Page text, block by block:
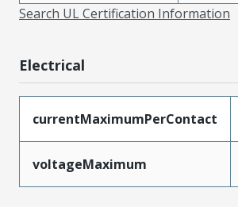
Search UL Certification Information
Electrical
currentMaximumPerContact
voltageMaximum